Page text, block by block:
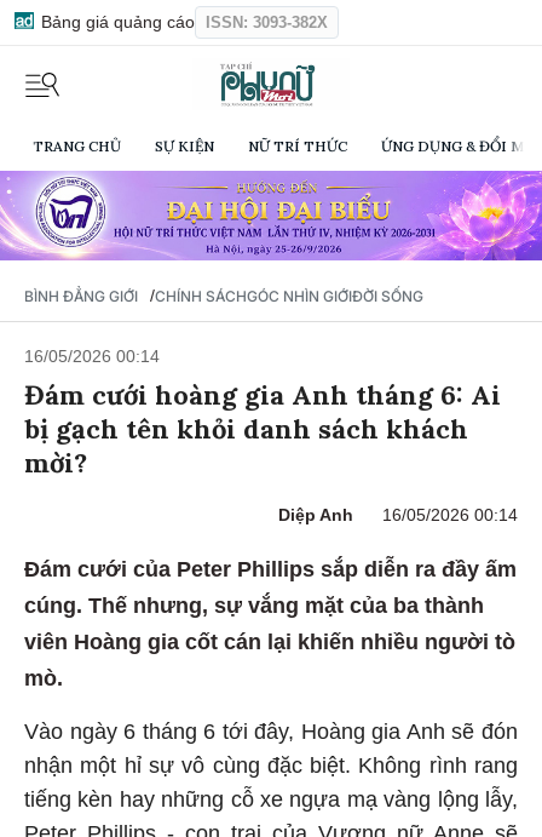
Bảng giá quảng cáo ISSN: 3093-382X
TRANG CHỦ SỰ KIỆN NỮ TRÍ THỨC ỨNG DỤNG & ĐỔI
BÌNH ĐẲNG GIỚI /CHÍNH SÁCHGÓC NHÌN GIỚIĐỜI SỐNG
16/05/2026 00:14
Đám cưới hoàng gia Anh tháng 6: Ai
bị gạch tên khỏi danh sách khách
mời?
Diệp Anh 16/05/2026 00:14
Đám cưới của Peter Phillips sắp diễn ra đầy ấm
cúng. Thế nhưng, sự vắng mặt của ba thành
viên Hoàng gia cốt cán lại khiến nhiều người tò
mò.
Vào ngày 6 tháng 6 tới đây, Hoàng gia Anh sẽ đón
nhận một hỉ sự vô cùng đặc biệt. Không rình rang
tiếng kèn hay những cỗ xe ngựa mạ vàng lộng lẫy,
Peter Phillips - con trai của Vương nữ Anne sẽ